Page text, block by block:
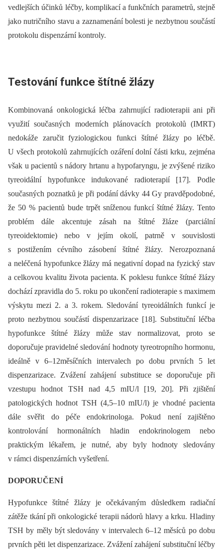
vedlejších účinků léčby, komplikací a funkčních parametrů, stejně
jako nutričního stavu a zaznamenání bolesti je nezbytnou součástí
protokolu dispenzární kontroly.
Testování funkce štítné žlázy
Kombinovaná onkologická léčba zahrnující radioterapii ani při
využití současných moderních plánovacích protokolů (IMRT)
nedokáže zaručit fyziologickou funkci štítné žlázy po léčbě.
U všech protokolů zahrnujících ozáření dolní části krku, zejména
však u pacientů s nádory hrtanu a hypofaryngu, je zvýšené riziko
tyreoidální hypofunkce indukované radioterapií [17]. Podle
současných poznatků je při podání dávky 44 Gy pravděpodobné,
že 50 % pacientů bude trpět sníženou funkcí štítné žlázy. Tento
problém dále akcentuje zásah na štítné žláze (parciální
tyreoidektomie) nebo v jejím okolí, patrně v souvislosti
s postižením cévního zásobení štítné žlázy. Nerozpoznaná
a neléčená hypofunkce žlázy má negativní dopad na fyzický stav
a celkovou kvalitu života pacienta. K poklesu funkce štítné žlázy
dochází zpravidla do 5. roku po ukončení radioterapie s maximem
výskytu mezi 2. a 3. rokem. Sledování tyreoidálních funkcí je
proto nezbytnou součástí dispenzarizace [18]. Substituční léčba
hypofunkce štítné žlázy může stav normalizovat, proto se
doporučuje pravidelné sledování hodnoty tyreotropního hormonu,
ideálně v 6–12měsíčních intervalech po dobu prvních 5 let
dispenzarizace. Zvážení zahájení substituce se doporučuje při
vzestupu hodnot TSH nad 4,5 mIU/l [19, 20]. Při zjištění
patologických hodnot TSH (4,5–10 mIU/l) je vhodné pacienta
dále svěřit do péče endokrinologa. Pokud není zajištěno
kontrolování hormonálních hladin endokrinologem nebo
praktickým lékařem, je nutné, aby byly hodnoty sledovány
v rámci dispenzárních vyšetření.
DOPORUČENÍ
Hypofunkce štítné žlázy je očekávaným důsledkem radiační
zátěže tkání při onkologické terapii nádorů hlavy a krku. Hladiny
TSH by měly být sledovány v intervalech 6–12 měsíců po dobu
prvních pěti let dispenzarizace. Zvážení zahájení substituční léčby